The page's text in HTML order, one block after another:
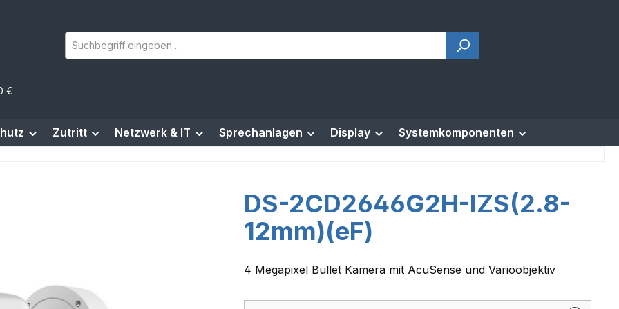
€
Zutritt Netzwerk & IT Sprechanlagen Display Systemkomponenten
DS-2CD2646G2H-IZS(2.8-
12mm)(eF)
4 Megapixel Bullet Kamera mit AcuSense und Varioobjektiv